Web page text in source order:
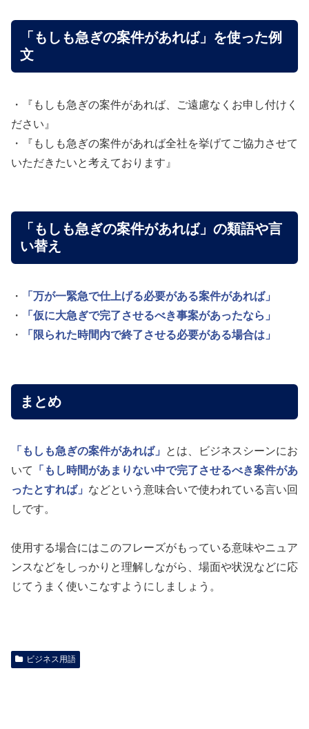
「もしも急ぎの案件があれば」を使った例
文
・『もしも急ぎの案件があれば、ご遠慮なくお申し付けく
ださい』
・『もしも急ぎの案件があれば全社を挙げてご協力させて
いただきたいと考えております』
「もしも急ぎの案件があれば」の類語や言
い替え
・
「万が一緊急で仕上げる必要がある案件があれば」
・
「仮に大急ぎで完了させるべき事案があったなら」
・
「限られた時間内で終了させる必要がある場合は」
まとめ
「もしも急ぎの案件があれば」
とは、ビジネスシーンにお
いて
「もし時間があまりない中で完了させるべき案件があ
ったとすれば」 などという意味合いで使われている言い回
しです。
使用する場合にはこのフレーズがもっている意味やニュア
ンスなどをしっかりと理解しながら、場面や状況などに応
じてうまく使いこなすようにしましょう。
ビジネス用語